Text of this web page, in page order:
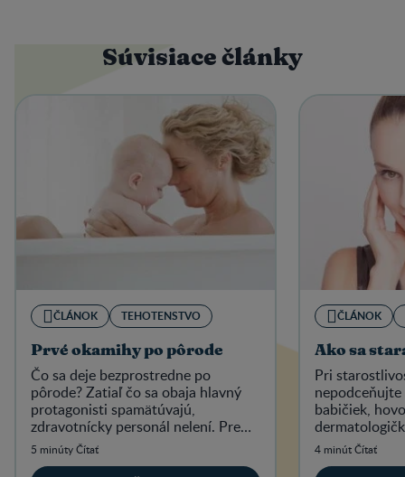
Súvisiace články
ČLÁNOK TEHOTENSTVO
Prvé okamihy po pôrode
Čo sa deje bezprostredne po
pôrode? Zatiaľ čo sa obaja hlavný
protagonisti spamätúvajú,
zdravotnícky personál nelení. Pre
dieťatko je príchod na svet doslova
šokom.
5 minúty Čítať
ČLÁNOK
Ako sa
Pri
babičiek,
4 minút Čítať